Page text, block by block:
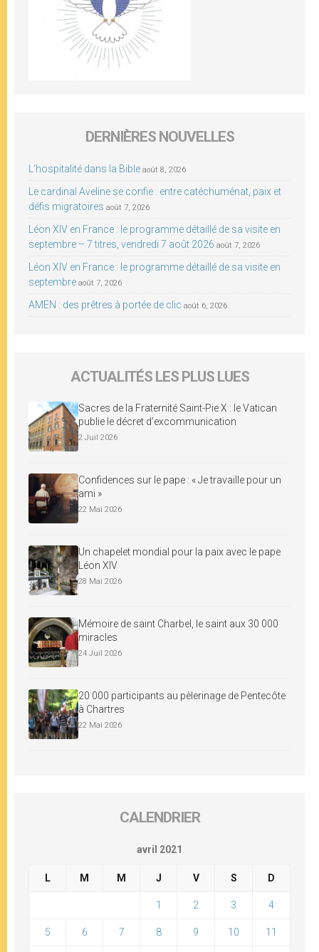
DERNIÈRES NOUVELLES
L’hospitalité dans la Bible août 8, 2026
Le cardinal Aveline se confie : entre catéchuménat, paix et
défis migratoires août 7, 2026
Léon XIV en France : le programme détaillé de sa visite en
septembre – 7 titres, vendredi 7 août 2026 août 7, 2026
Léon XIV en France : le programme détaillé de sa visite en
septembre août 7, 2026
AMEN : des prêtres à portée de clic août 6, 2026
ACTUALITÉS LES PLUS LUES
Sacres de la Fraternité Saint-Pie X : le Vatican
publie le décret d’excommunication
2 Juil 2026
Confidences sur le pape : « Je travaille pour un
ami »
22 Mai 2026
Un chapelet mondial pour la paix avec le pape
Léon XIV
28 Mai 2026
Mémoire de saint Charbel, le saint aux 30 000
miracles
24 Juil 2026
20 000 participants au pèlerinage de Pentecôte
à Chartres
22 Mai 2026
CALENDRIER
avril 2021
L M M J V S D
1 2 3 4
5 6 7 8 9 10 11